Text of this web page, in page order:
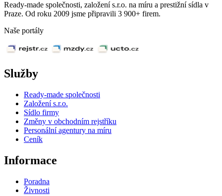
Ready-made společnosti, založení s.r.o. na míru a prestižní sídla v
Praze. Od roku 2009 jsme připravili 3 900+ firem.
Naše portály
Služby
Ready-made společnosti
Založení s.r.o.
Sídlo firmy
Změny v obchodním rejstříku
Personální agentury na míru
Ceník
Informace
Poradna
Živnosti